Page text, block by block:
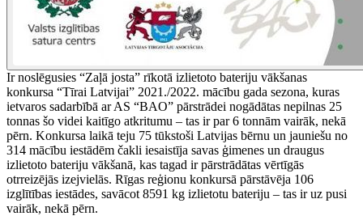
Ir noslēgusies “Zaļā josta” rīkotā izlietoto bateriju vākšanas
konkursa “Tīrai Latvijai” 2021./2022. mācību gada sezona, kuras
ietvaros sadarbībā ar AS “BAO” pārstrādei nogādātas nepilnas 25
tonnas šo videi kaitīgo atkritumu – tas ir par 6 tonnām vairāk, nekā
pērn. Konkursa laikā teju 75 tūkstoši Latvijas bērnu un jauniešu no
314 mācību iestādēm čakli iesaistīja savas ģimenes un draugus
izlietoto bateriju vākšanā, kas tagad ir pārstrādātas vērtīgās
otrreizējās izejvielās. Rīgas reģionu konkursā pārstāvēja 106
izglītības iestādes, savācot 8591 kg izlietotu bateriju – tas ir uz pusi
vairāk, nekā pērn.